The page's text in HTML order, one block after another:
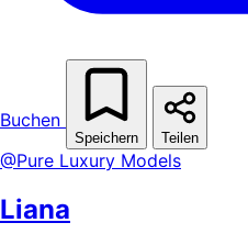
Buchen
Speichern Teilen
@Pure Luxury Models
Liana